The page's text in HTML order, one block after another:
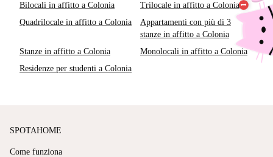
Bilocali in affitto a Colonia
Trilocale in affitto a Colonia
Quadrilocale in affitto a Colonia
Appartamenti con più di 3
stanze in affitto a Colonia
Stanze in affitto a Colonia
Monolocali in affitto a Colonia
Residenze per studenti a Colonia
SPOTAHOME
Come funziona